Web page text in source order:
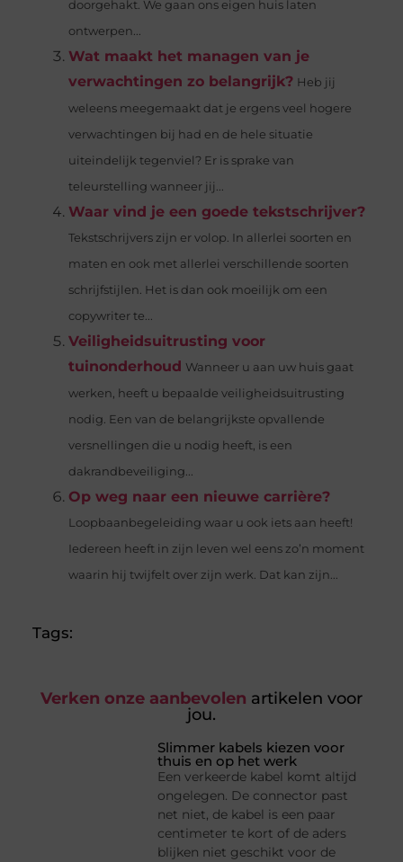
doorgehakt. We gaan ons eigen huis laten
ontwerpen...
Wat maakt het managen van je
verwachtingen zo belangrijk? Heb jij
weleens meegemaakt dat je ergens veel hogere
verwachtingen bij had en de hele situatie
uiteindelijk tegenviel? Er is sprake van
teleurstelling wanneer jij...
Waar vind je een goede tekstschrijver?
Tekstschrijvers zijn er volop. In allerlei soorten en
maten en ook met allerlei verschillende soorten
schrijfstijlen. Het is dan ook moeilijk om een
copywriter te...
Veiligheidsuitrusting voor
tuinonderhoud Wanneer u aan uw huis gaat
werken, heeft u bepaalde veiligheidsuitrusting
nodig. Een van de belangrijkste opvallende
versnellingen die u nodig heeft, is een
dakrandbeveiliging...
Op weg naar een nieuwe carrière?
Loopbaanbegeleiding waar u ook iets aan heeft!
Iedereen heeft in zijn leven wel eens zo’n moment
waarin hij twijfelt over zijn werk. Dat kan zijn...
Tags:
Verken onze aanbevolen artikelen voor
jou.
Slimmer kabels kiezen voor
thuis en op het werk
Een verkeerde kabel komt altijd
ongelegen. De connector past
net niet, de kabel is een paar
centimeter te kort of de aders
blijken niet geschikt voor de